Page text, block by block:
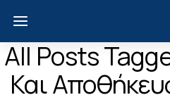
All Posts
Και